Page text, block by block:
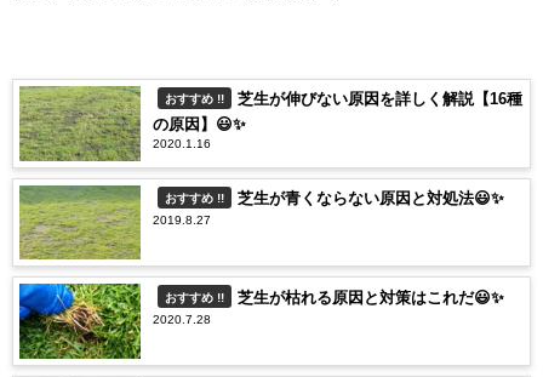
おすすめ !!
芝生が伸びない原因を詳しく解説【16種
の原因】😃✨
2020.1.16
おすすめ !! 芝生が青くならない原因と対処法😃✨
2019.8.27
おすすめ !! 芝生が枯れる原因と対策はこれだ😃✨
2020.7.28